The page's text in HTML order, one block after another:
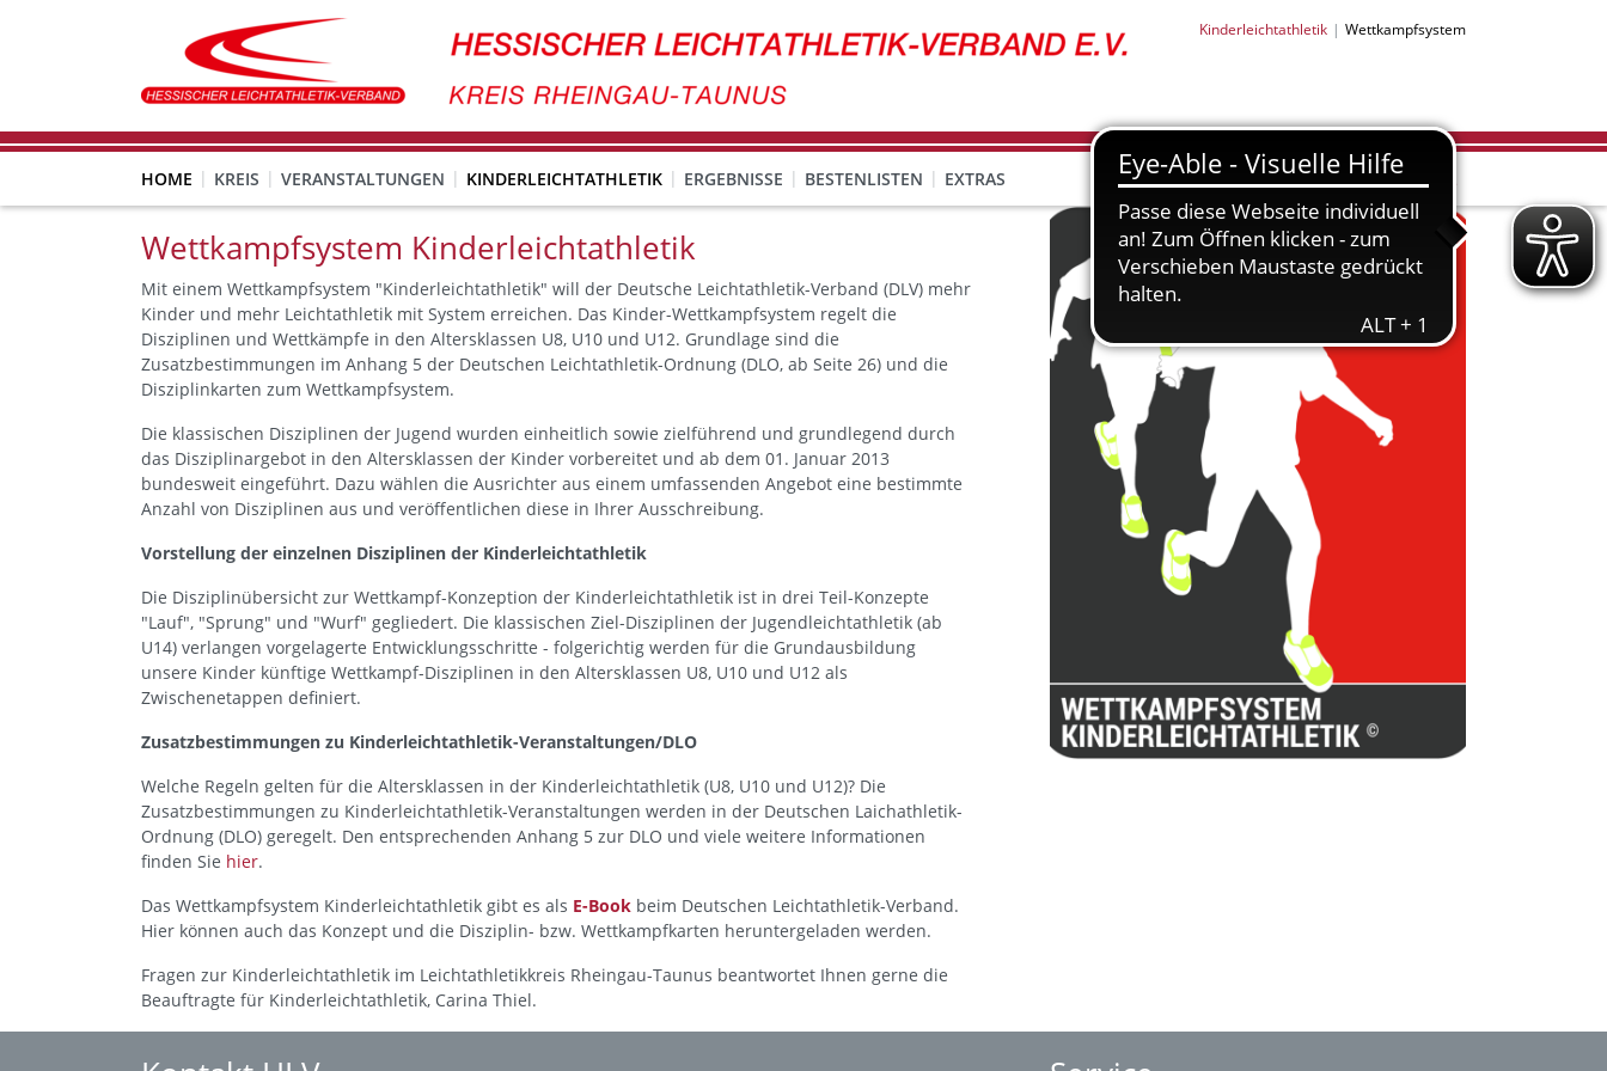
Kinderleichtathletik Wettkampfsystem
HOME KREIS VERANSTALTUNGEN KINDERLEICHTATHLETIK ERGEBNISSE BESTENLISTEN EXTRAS
Wettkampfsystem Kinderleichtathletik
Mit einem Wettkampfsystem "Kinderleichtathletik" will der Deutsche Leichtathletik-Verband (DLV) mehr
Kinder und mehr Leichtathletik mit System erreichen. Das Kinder-Wettkampfsystem regelt die
Disziplinen und Wettkämpfe in den Altersklassen U8, U10 und U12. Grundlage sind die
Zusatzbestimmungen im Anhang 5 der Deutschen Leichtathletik-Ordnung (DLO, ab Seite 26) und die
Disziplinkarten zum Wettkampfsystem.
Die klassischen Disziplinen der Jugend wurden einheitlich sowie zielführend und grundlegend durch
das Disziplinargebot in den Altersklassen der Kinder vorbereitet und ab dem 01. Januar 2013
bundesweit eingeführt. Dazu wählen die Ausrichter aus einem umfassenden Angebot eine bestimmte
Anzahl von Disziplinen aus und veröffentlichen diese in Ihrer Ausschreibung.
Vorstellung der einzelnen Disziplinen der Kinderleichtathletik
Die Disziplinübersicht zur Wettkampf-Konzeption der Kinderleichtathletik ist in drei Teil-Konzepte
"Lauf", "Sprung" und "Wurf" gegliedert. Die klassischen Ziel-Disziplinen der Jugendleichtathletik (ab
U14) verlangen vorgelagerte Entwicklungsschritte - folgerichtig werden für die Grundausbildung
unsere Kinder künftige Wettkampf-Disziplinen in den Altersklassen U8, U10 und U12 als
Zwischenetappen definiert.
Zusatzbestimmungen zu Kinderleichtathletik-Veranstaltungen/DLO
Welche Regeln gelten für die Altersklassen in der Kinderleichtathletik (U8, U10 und U12)? Die
Zusatzbestimmungen zu Kinderleichtathletik-Veranstaltungen werden in der Deutschen Laichathletik-
Ordnung (DLO) geregelt. Den entsprechenden Anhang 5 zur DLO und viele weitere Informationen
finden Sie hier.
Das Wettkampfsystem Kinderleichtathletik gibt es als E-Book beim Deutschen Leichtathletik-Verband.
Hier können auch das Konzept und die Disziplin- bzw. Wettkampfkarten heruntergeladen werden.
Fragen zur Kinderleichtathletik im Leichtathletikkreis Rheingau-Taunus beantwortet Ihnen gerne die
Beauftragte für Kinderleichtathletik, Carina Thiel.